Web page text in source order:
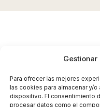
Para ofrecer las mejores
las cookies para almacenar y/
dispositivo. El consentimiento
procesar datos como el
¿Qué